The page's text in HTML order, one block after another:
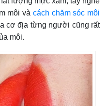
môi và cách chăm sóc môi
cơ địa từng người cũng rất
môi.